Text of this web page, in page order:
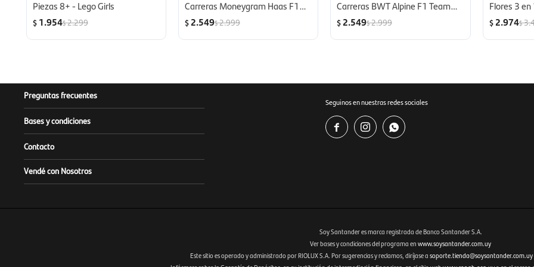
Piezas 8+ - Lego Girls
$ 1.954$2.299
Carreras Moneygram Haas F1
Team VF 24 242 Piezas 10+ -
$2.549$2.999
Carreras BWT Alpine F1 Team
A524 258 Piezas 10+ - Lego
$2.549$2.999
Flores 3
Lego Boys
$2.974$
Preguntas frecuentes
Bases y condiciones
Contacto
Vendé con Nosotros
Seguinos en nuestras redes sociales
  
Soy Santander es marca registrada de Banco Santander S.A.
Ver bases y condiciones del programa en www.soysantander.com.uy
Este sitio es operado y administrado por RIOLUX S.A. Por sugerencias y reclamos, diríjase a soporte.tienda@soysantander.com.uy